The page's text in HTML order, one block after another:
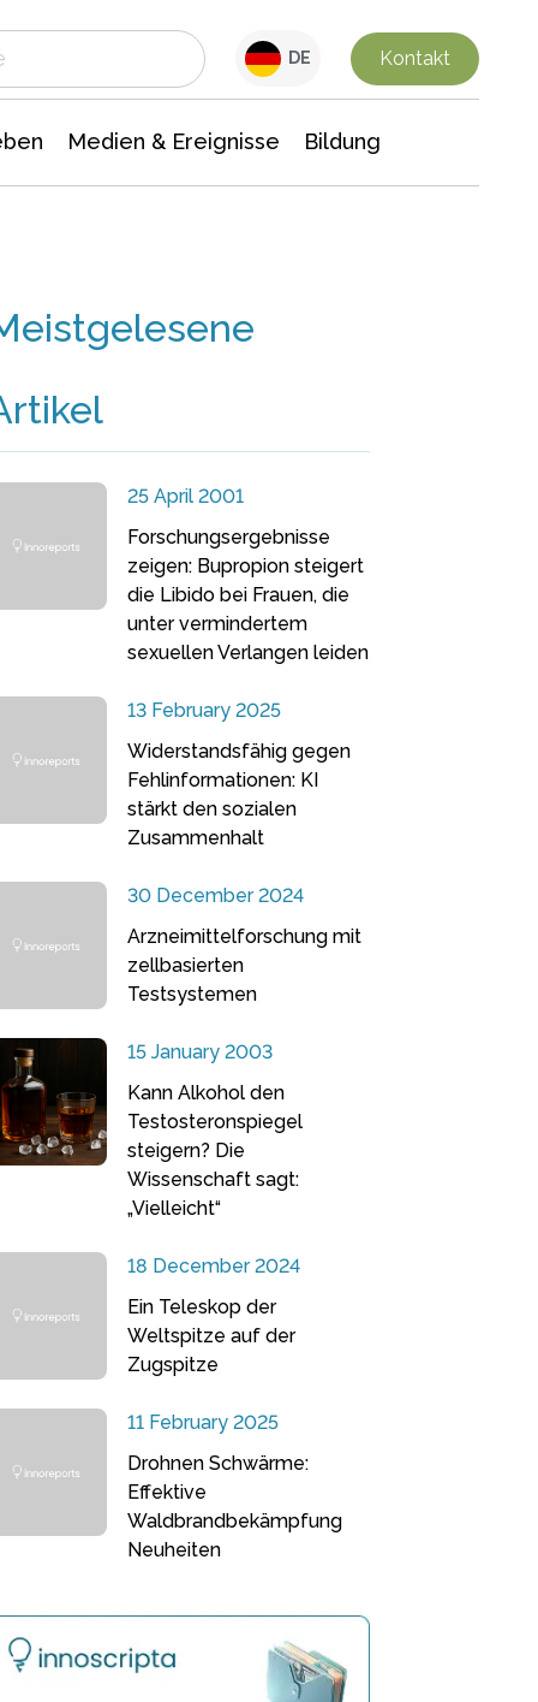
DE Kontakt
Medien & Ereignisse Bildung
25 April 2001
Forschungsergebnisse
zeigen: Bupropion steigert
die Libido bei Frauen, die
unter vermindertem
sexuellen Verlangen leiden
13 February 2025
Widerstandsfähig gegen
Fehlinformationen: KI
stärkt den sozialen
Zusammenhalt
30 December 2024
Arzneimittelforschung mit
zellbasierten
Testsystemen
15 January 2003
Kann Alkohol den
Testosteronspiegel
steigern? Die
Wissenschaft sagt:
„Vielleicht“
18 December 2024
Ein Teleskop der
Weltspitze auf der
Zugspitze
11 February 2025
Drohnen Schwärme:
Effektive
Waldbrandbekämpfung
Neuheiten